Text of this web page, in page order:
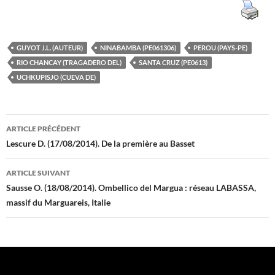
GUYOT J.L. (AUTEUR) NINABAMBA (PE061306)
PEROU (PAYS-PE)
RIO CHANCAY (TRAGADERO DEL)
SANTA CRUZ (PE0613)
UCHKUPISJO (CUEVA DE)
Navigation
des
articles
ARTICLE PRÉCÉDENT
Lescure D. (17/08/2014). De la première au Basset
ARTICLE SUIVANT
Sausse O. (18/08/2014). Ombellico del Margua : réseau LABASSA,
massif du Marguareis, Italie